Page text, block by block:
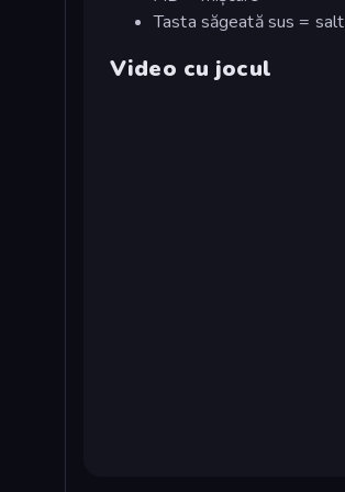
Tasta săgeată sus = salt
Video cu jocul